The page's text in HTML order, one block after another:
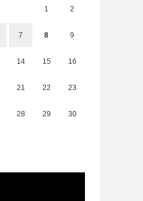
1 2
7 8 9
14 15 16
21 22 23
28 29 30